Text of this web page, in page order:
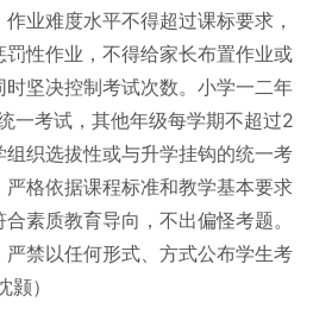
业难度水平不得超过课标要求，
性作业，不得给家长布置作业或
坚决控制考试次数。小学一二年
一考试，其他年级每学期不超过2
织选拔性或与升学挂钩的统一考
格依据课程标准和教学基本要求
素质教育导向，不出偏怪考题。
禁以任何形式、方式公布学生考
）